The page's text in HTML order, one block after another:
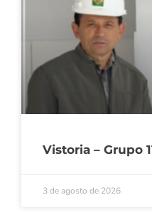
Vistoria – Grupo
3 de agosto de 2026